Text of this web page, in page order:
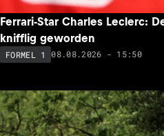
Ferrari-Star Charles Leclerc:
knifflig geworden
FORMEL 1 08.08.2026 - 15:50